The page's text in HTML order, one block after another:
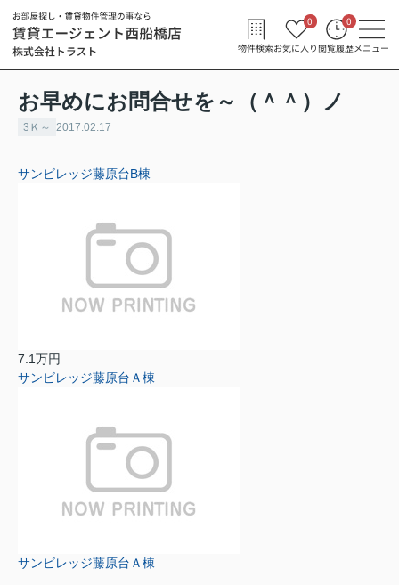
物件検索お気に入り
0
閲覧履歴
0
メニュー
お早めにお問合せを～（＾＾）ノ
3Ｋ～ 2017.02.17
サンビレッジ藤原台B棟
7.1万円
サンビレッジ藤原台Ａ棟
サンビレッジ藤原台Ａ棟